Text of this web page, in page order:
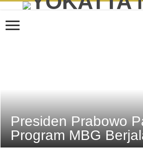
Presiden Prabowo
Program MBG